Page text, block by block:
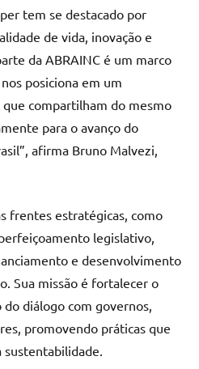
tem se destacado por
de vida, inovação e
da ABRAINC é um marco
posiciona em um
compartilham do mesmo
para o avanço do
afirma Bruno Malvezi,
frentes estratégicas, como
legislativo,
e desenvolvimento
Sua missão é fortalecer o
diálogo com governos,
promovendo práticas que